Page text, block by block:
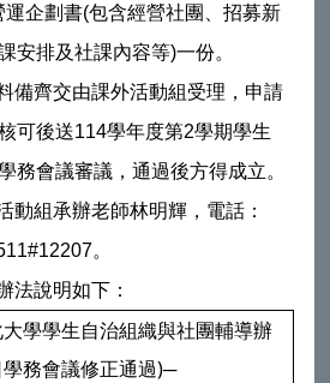
運企劃書(包含經營社團、招募新
安排及社課內容等)一份。
備齊交由課外活動組受理，申請
可後送114學年度第2學期學生
務會議審議，通過後方得成立。
動組承辦老師林明輝，電話：
。
法說明如下：
學學生自治組織與社團輔導辦
學務會議修正通過)─